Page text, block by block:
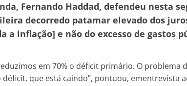
Fernando Haddad, defendeu nesta
decorredo patamar elevado dos
a inflação] e não do excesso de gastos
em 70% o déficit primário. O problema
que está caindo”, pontuou, ementrevista